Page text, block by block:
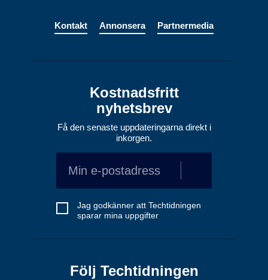
Kontakt Annonsera Partnermedia
Kostnadsfritt
nyhetsbrev
Få den senaste uppdateringarna direkt i
inkorgen.
Jag godkänner att Techtidningen
sparar mina uppgifter
Följ Techtidningen